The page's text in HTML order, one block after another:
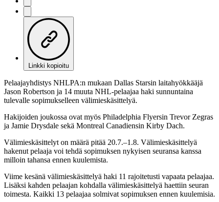
Linkki kopioitu
Pelaajayhdistys NHLPA:n mukaan Dallas Starsin laitahyökkääjä
Jason Robertson ja 14 muuta NHL-pelaajaa haki sunnuntaina
tulevalle sopimukselleen välimieskäsittelyä.
Hakijoiden joukossa ovat myös Philadelphia Flyersin Trevor Zegras
ja Jamie Drysdale sekä Montreal Canadiensin Kirby Dach.
Välimieskäsittelyt on määrä pitää 20.7.–1.8. Välimieskäsittelyä
hakenut pelaaja voi tehdä sopimuksen nykyisen seuransa kanssa
milloin tahansa ennen kuulemista.
Viime kesänä välimieskäsittelyä haki 11 rajoitetusti vapaata pelaajaa.
Lisäksi kahden pelaajan kohdalla välimieskäsittelyä haettiin seuran
toimesta. Kaikki 13 pelaajaa solmivat sopimuksen ennen kuulemisia.